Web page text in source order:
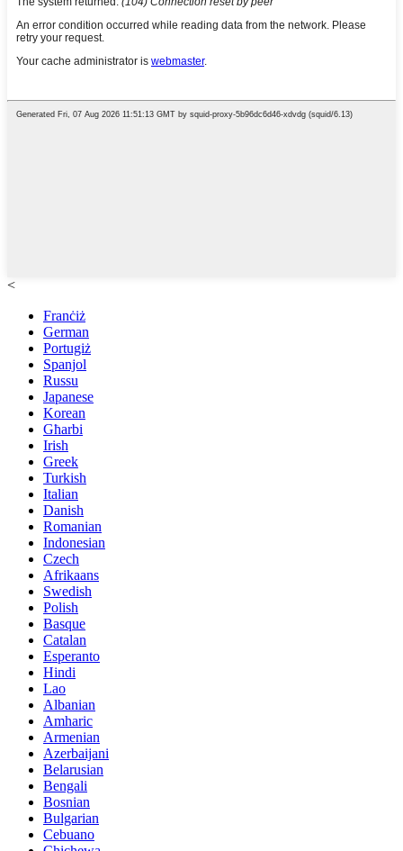
<
Franċiż
German
Portugiż
Spanjol
Russu
Japanese
Korean
Għarbi
Irish
Greek
Turkish
Italian
Danish
Romanian
Indonesian
Czech
Afrikaans
Swedish
Polish
Basque
Catalan
Esperanto
Hindi
Lao
Albanian
Amharic
Armenian
Azerbaijani
Belarusian
Bengali
Bosnian
Bulgarian
Cebuano